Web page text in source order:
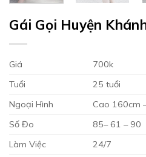
Gái Gọi Huyện
Giá
700k
Tuổi
25 tuổi
Ngoại Hình
Cao 160cm
Số Đo
85– 61 – 90
Làm Việc
24/7